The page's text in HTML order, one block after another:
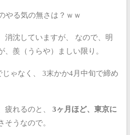
やる気の無さは？ｗｗ
消沈していますが、
なので、明
、羨（うらや）ましい限り。
ゃなく、
3末かか4月中旬で締め
れるのと、
3ヶ月ほど、東京に
そうなので。